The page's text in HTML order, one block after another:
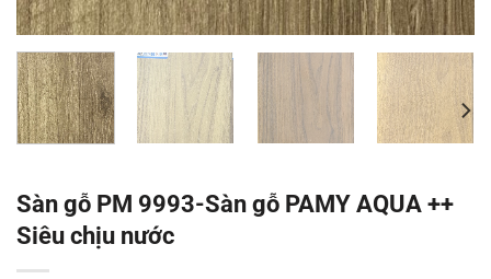
Sàn gỗ PM 9993-Sàn gỗ PAMY AQUA ++
Siêu chịu nước